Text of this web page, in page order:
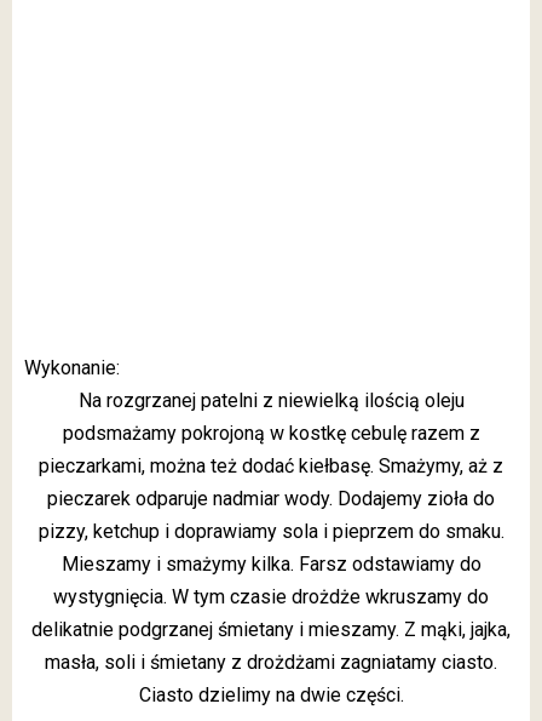
Wykonanie:
Na rozgrzanej patelni z niewielką ilością oleju
podsmażamy pokrojoną w kostkę cebulę razem z
pieczarkami, można też dodać kiełbasę. Smażymy, aż z
pieczarek odparuje nadmiar wody. Dodajemy zioła do
pizzy, ketchup i doprawiamy sola i pieprzem do smaku.
Mieszamy i smażymy kilka. Farsz odstawiamy do
wystygnięcia. W tym czasie drożdże wkruszamy do
delikatnie podgrzanej śmietany i mieszamy. Z mąki, jajka,
masła, soli i śmietany z drożdżami zagniatamy ciasto.
Ciasto dzielimy na dwie części.